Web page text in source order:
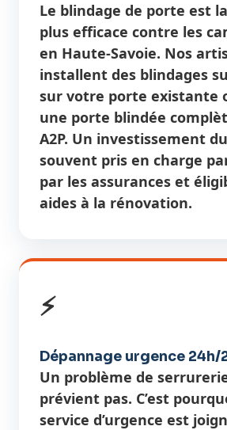
Le blindage de porte est
plus efficace contre les
en Haute-Savoie. Nos
installent des blindages
sur votre porte existante
une porte blindée
A2P. Un investissement
souvent pris en charge
par les assurances et
aides à la rénovation.
⚡
Dépannage urgence 24h/
Un problème de
prévient pas. C’est
service d’urgence est